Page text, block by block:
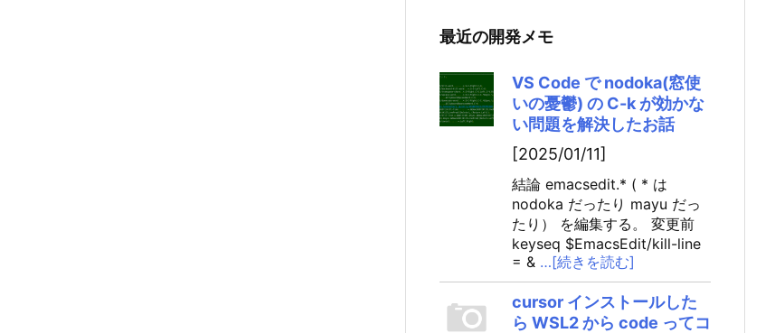
最近の開発メモ
VS Code で nodoka(窓使
いの憂鬱) の C-k が効かな
い問題を解決したお話
[2025/01/11]
結論 emacsedit.* ( * は
nodoka だったり mayu だっ
たり） を編集する。 変更前
keyseq $EmacsEdit/kill-line
= & …[続きを読む]
cursor インストールした
ら WSL2 から code ってコ